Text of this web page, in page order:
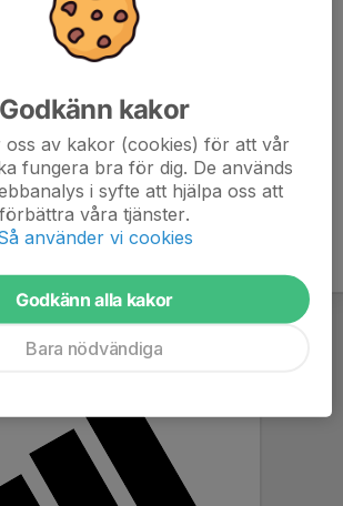
Lag har ni tillgång till bl.a. fakturor och lag-
skräpposten eller i appen. Är den
kontrollera med kansliet. Det är varje
att betala gällande avgifter.
Godkänn kakor
oss av kakor (cookies) för att vår
fungera bra för dig. De används
i syfte att hjälpa oss att
förbättra våra tjänster.
använder vi cookies
Godkänn alla kakor
Bara nödvändiga